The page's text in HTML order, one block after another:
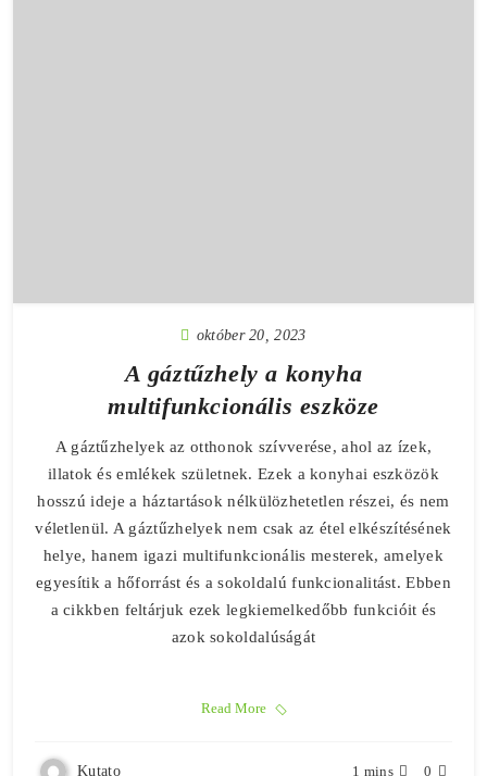
október 20, 2023
A gáztűzhely a konyha
multifunkcionális eszköze
A gáztűzhelyek az otthonok szívverése, ahol az ízek,
illatok és emlékek születnek. Ezek a konyhai eszközök
hosszú ideje a háztartások nélkülözhetetlen részei, és nem
véletlenül. A gáztűzhelyek nem csak az étel elkészítésének
helye, hanem igazi multifunkcionális mesterek, amelyek
egyesítik a hőforrást és a sokoldalú funkcionalitást. Ebben
a cikkben feltárjuk ezek legkiemelkedőbb funkcióit és
azok sokoldalúságát
Read More
Kutato 1 mins 0